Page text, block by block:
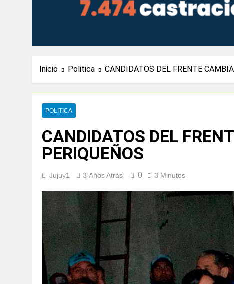
Inicio Politica CANDIDATOS DEL FRENTE
POLITICA
CANDIDATOS DEL
PERIQUEÑOS
Jujuy1 3 Años Atrás 0 3 Minutos